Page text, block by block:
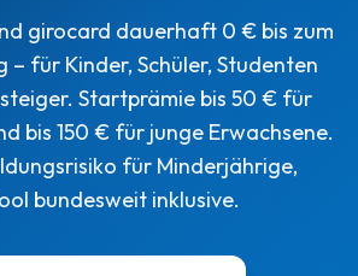
girocard dauerhaft 0 € bis zum
für Kinder, Schüler, Studenten
Startprämie bis 50 € für
bis 150 € für junge Erwachsene.
für Minderjährige,
bundesweit inklusive.